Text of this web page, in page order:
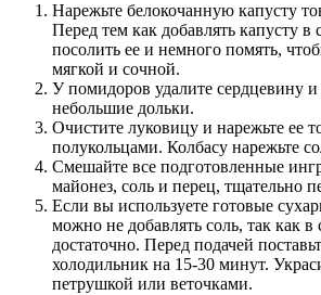
Нарежьте белокочанную капусту
Перед тем как добавлять капусту в
посолить ее и немного помять,
мягкой и сочной.
У помидоров удалите сердцевину и
небольшие дольки.
Очистите луковицу и нарежьте ее
полукольцами. Колбасу нарежьте
Смешайте все подготовленные
майонез, соль и перец, тщательно
Если вы используете готовые
можно не добавлять соль, так как в
достаточно. Перед подачей
холодильник на 15-30 минут.
петрушкой или веточками.